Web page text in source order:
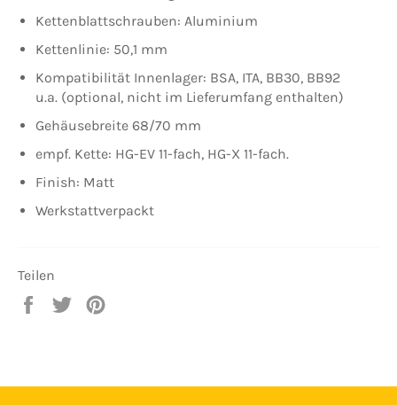
Kettenblattschrauben: Aluminium
Kettenlinie: 50,1 mm
Kompatibilität Innenlager: BSA, ITA, BB30, BB92
u.a. (optional, nicht im Lieferumfang enthalten)
Gehäusebreite 68/70 mm
empf. Kette: HG-EV 11-fach, HG-X 11-fach.
Finish: Matt
Werkstattverpackt
Teilen
Auf
Auf